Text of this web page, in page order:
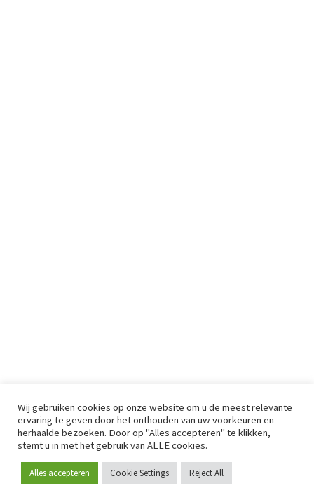
Word lid
Wij gebruiken cookies op onze website om u de meest relevante
ervaring te geven door het onthouden van uw voorkeuren en
herhaalde bezoeken. Door op "Alles accepteren" te klikken,
stemt u in met het gebruik van ALLE cookies.
Alles accepteren Cookie Settings Reject All